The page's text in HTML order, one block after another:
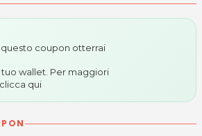
coupon otterrai
wallet. Per maggiori
clicca qui